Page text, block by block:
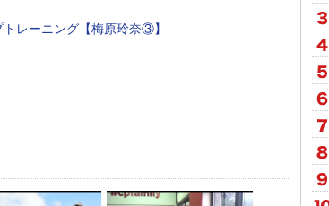
レーニング【梅原玲奈③】